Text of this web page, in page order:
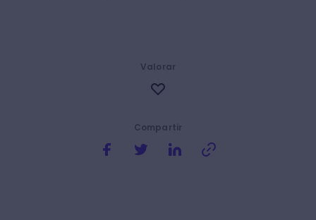
Compartir
Valorar